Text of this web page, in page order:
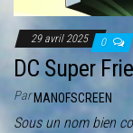
29 avril 2025 0
DC Super
ParMANOFSCREEN
Sous un nom bien